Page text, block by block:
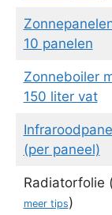
10 panelen
Zonneboiler
150 liter vat
(per paneel)
Radiatorfolie
meer tips)